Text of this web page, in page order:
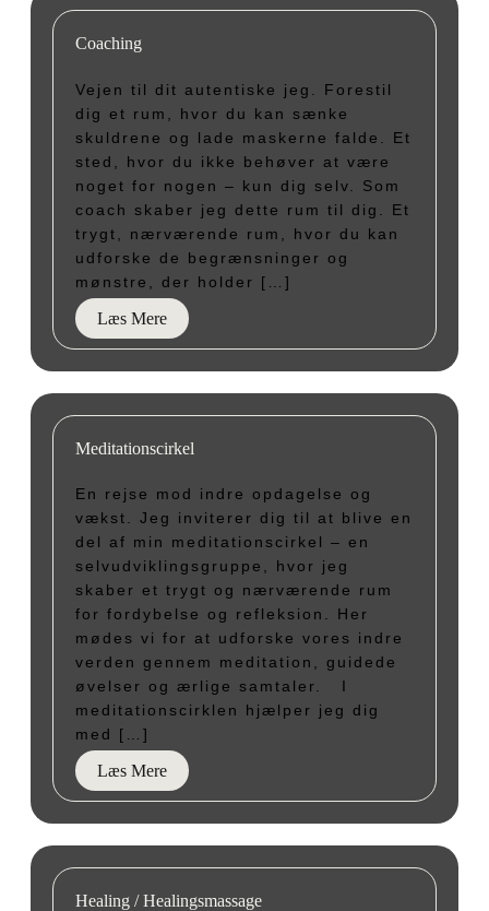
Coaching
Vejen til dit autentiske jeg. Forestil
dig et rum, hvor du kan sænke
skuldrene og lade maskerne falde. Et
sted, hvor du ikke behøver at være
noget for nogen – kun dig selv. Som
coach skaber jeg dette rum til dig. Et
trygt, nærværende rum, hvor du kan
udforske de begrænsninger og
mønstre, der holder […]
Læs Mere
Meditationscirkel
En rejse mod indre opdagelse og
vækst. Jeg inviterer dig til at blive en
del af min meditationscirkel – en
selvudviklingsgruppe, hvor jeg
skaber et trygt og nærværende rum
for fordybelse og refleksion. Her
mødes vi for at udforske vores indre
verden gennem meditation, guidede
øvelser og ærlige samtaler. I
meditationscirklen hjælper jeg dig
med […]
Læs Mere
Healing / Healingsmassage